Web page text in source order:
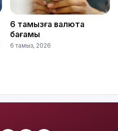
6 тамызға валюта
бағамы
6 тамыз, 2026